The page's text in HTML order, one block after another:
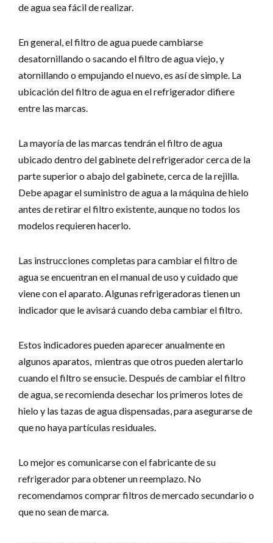
de agua sea fácil de realizar.
En general, el filtro de agua puede cambiarse
desatornillando o sacando el filtro de agua viejo, y
atornillando o empujando el nuevo, es así de simple. La
ubicación del filtro de agua en el refrigerador difiere
entre las marcas.
La mayoría de las marcas tendrán el filtro de agua
ubicado dentro del gabinete del refrigerador cerca de la
parte superior o abajo del gabinete, cerca de la rejilla.
Debe apagar el suministro de agua a la máquina de hielo
antes de retirar el filtro existente, aunque no todos los
modelos requieren hacerlo.
Las instrucciones completas para cambiar el filtro de
agua se encuentran en el manual de uso y cuidado que
viene con el aparato. Algunas refrigeradoras tienen un
indicador que le avisará cuando deba cambiar el filtro.
Estos indicadores pueden aparecer anualmente en
algunos aparatos, mientras que otros pueden alertarlo
cuando el filtro se ensucie. Después de cambiar el filtro
de agua, se recomienda desechar los primeros lotes de
hielo y las tazas de agua dispensadas, para asegurarse de
que no haya partículas residuales.
Lo mejor es comunicarse con el fabricante de su
refrigerador para obtener un reemplazo. No
recomendamos comprar filtros de mercado secundario o
que no sean de marca.